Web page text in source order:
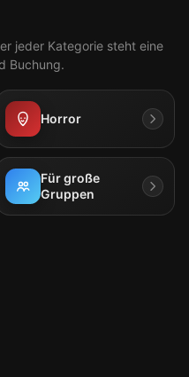
jeder Kategorie steht eine
Buchung.
Horror
Für große
Gruppen